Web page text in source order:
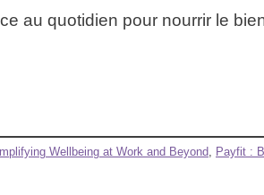
au quotidien pour nourrir le
Wellbeing at Work and Beyond, Payfit :